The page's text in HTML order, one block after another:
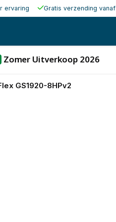
ervaring Gratis verzending vanaf
Zomer Uitverkoop 2026
GS1920-8HPv2